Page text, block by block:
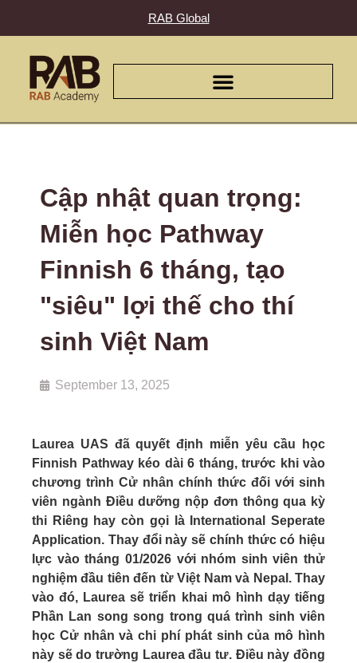
RAB Global
Cập nhật quan trọng:
Miễn học Pathway
Finnish 6 tháng, tạo
"siêu" lợi thế cho thí
sinh Việt Nam
September 13, 2025
Laurea UAS đã quyết định miễn yêu cầu học
Finnish Pathway kéo dài 6 tháng, trước khi vào
chương trình Cử nhân chính thức đối với sinh
viên ngành Điều dưỡng nộp đơn thông qua kỳ
thi Riêng hay còn gọi là International Seperate
Application. Thay đổi này sẽ chính thức có hiệu
lực vào tháng 01/2026 với nhóm sinh viên thử
nghiệm đầu tiên đến từ Việt Nam và Nepal. Thay
vào đó, Laurea sẽ triển khai mô hình dạy tiếng
Phần Lan song song trong quá trình sinh viên
học Cử nhân và chi phí phát sinh của mô hình
này sẽ do trường Laurea đầu tư. Điều này đồng